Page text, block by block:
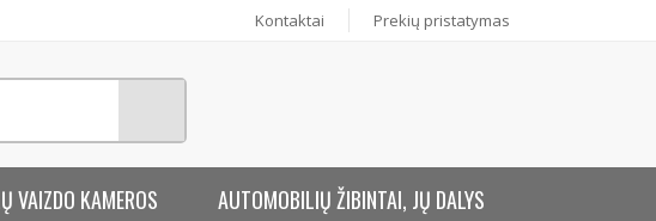
Kontaktai Prekių pristatymas
VAIZDO KAMEROS AUTOMOBILIŲ ŽIBINTAI, JŲ DALYS